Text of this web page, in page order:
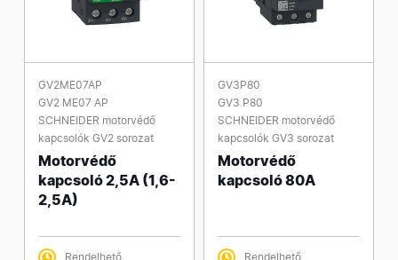
GV2ME07AP
GV2 ME07 AP
SCHNEIDER motorvédő
kapcsolók GV2 sorozat
Motorvédő
kapcsoló 2,5A (1,6-
2,5A)
Rendelhető
GV3P80
GV3 P80
SCHNEIDER motorvédő
kapcsolók GV3 sorozat
Motorvédő
kapcsoló 80A
Rendelhető